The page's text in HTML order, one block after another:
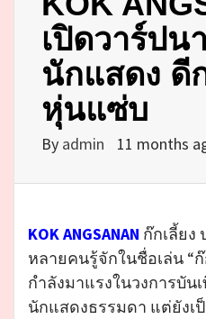
เปิดวาร์ป
นักแสดง ดี
หุ่นแซ่บ
By admin 11 months
KOK ANGSANAN ก๊กเลี้ย
หลายคนรู้จักในชื่อเล่น “
กำลังมาแรงในวงการบัน
นักแสดงธรรมดา แต่ยัง